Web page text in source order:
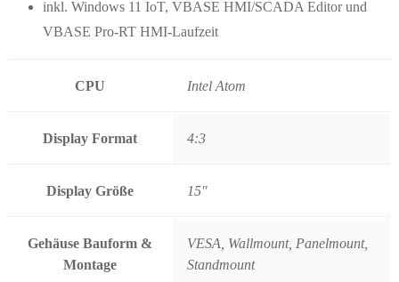
inkl. Windows 11 IoT, VBASE HMI/SCADA Editor und
VBASE Pro-RT HMI-Laufzeit
CPU Intel Atom
Display Format 4:3
Display Größe 15"
Gehäuse Bauform &
Montage
VESA, Wallmount, Panelmount,
Standmount